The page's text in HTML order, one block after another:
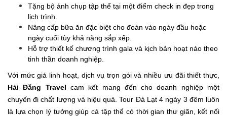
Tặng bộ ảnh chụp tập thể tại một điểm check in đẹp trong
lịch trình.
Nâng cấp bữa ăn đặc biệt cho đoàn vào ngày đầu hoặc
ngày cuối tùy khả năng sắp xếp.
Hỗ trợ thiết kế chương trình gala và kịch bản hoạt náo theo
tinh thần doanh nghiệp.
Với mức giá linh hoạt, dịch vụ trọn gói và nhiều ưu đãi thiết thực,
Hải Đăng Travel cam kết mang đến cho doanh nghiệp một
chuyến đi chất lượng và hiệu quả. Tour Đà Lạt 4 ngày 3 đêm luôn
là lựa chọn lý tưởng giúp cả tập thể có thời gian thư giãn, kết nối